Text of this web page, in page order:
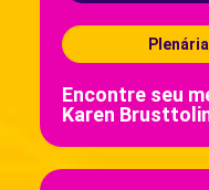
Encontre seu
Karen